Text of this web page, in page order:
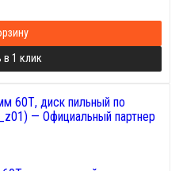
в 1 клик